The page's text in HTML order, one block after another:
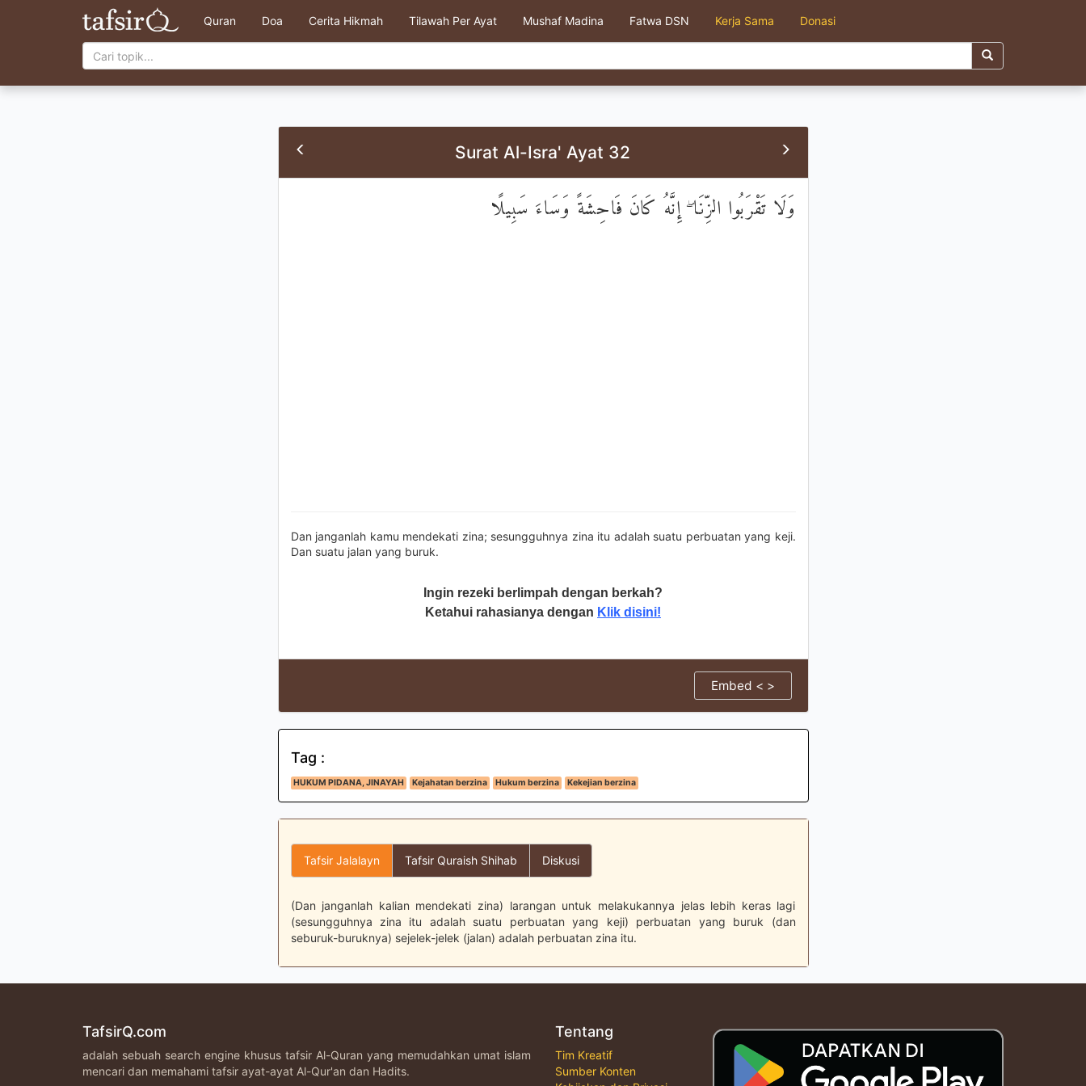
Quran Doa Cerita Hikmah Tilawah Per Ayat Mushaf Madina Fatwa DSN Kerja Sama Donasi
Surat Al-Isra' Ayat 32
وَلَا تَقْرَبُوا الزِّنَا ۖ إِنَّهُ كَانَ فَاحِشَةً وَسَاءَ سَبِيلًا
Dan janganlah kamu mendekati zina; sesungguhnya zina itu adalah suatu perbuatan yang keji.
Dan suatu jalan yang buruk.
Ingin rezeki berlimpah dengan berkah?
Ketahui rahasianya dengan Klik disini!
Embed < >
Tag :
HUKUM PIDANA, JINAYAH Kejahatan berzina Hukum berzina Kekejian berzina
Tafsir Jalalayn Tafsir Quraish Shihab Diskusi
(Dan janganlah kalian mendekati zina) larangan untuk melakukannya jelas lebih keras lagi
(sesungguhnya zina itu adalah suatu perbuatan yang keji) perbuatan yang buruk (dan
seburuk-buruknya) sejelek-jelek (jalan) adalah perbuatan zina itu.
TafsirQ.com
adalah sebuah search engine khusus tafsir Al-Quran yang memudahkan umat islam
mencari dan memahami tafsir ayat-ayat Al-Qur'an dan Hadits.
Tentang
Tim Kreatif
Sumber Konten